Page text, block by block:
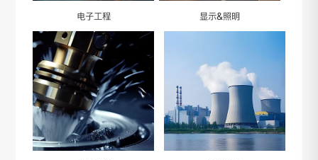
电子工程 显示&照明